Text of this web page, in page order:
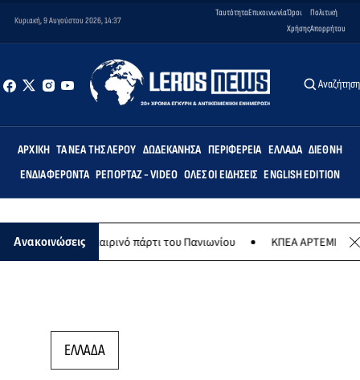
Κυριακή, 9 Αυγούστου 2026, 14:37
ΤαυτότηταΕπικοινωνίαΌροι
Χρήσης
Πολιτική
Απορρήτου
Αναζήτηση
ΑΡΧΙΚΉ ΤΑ ΝΈΑ ΤΗΣ ΛΈΡΟΥ ΔΩΔΕΚΆΝΗΣΑ ΠΕΡΙΦΈΡΕΙΑ ΕΛΛΆΔΑ ΔΙΕΘΝΉ
ΕΝΔΙΑΦΈΡΟΝΤΑ ΡΕΠΟΡΤΆΖ - VIDEO ΌΛΕΣ ΟΙ ΕΙΔΉΣΕΙΣ ENGLISH EDITION
Ανακοινώσεις
το καλοκαιρινό πάρτι του Πανιωνίου ΚΠΕΑ ΑΡΤΕΜΙΣ: Το
ΕΛΛΑΔΑ